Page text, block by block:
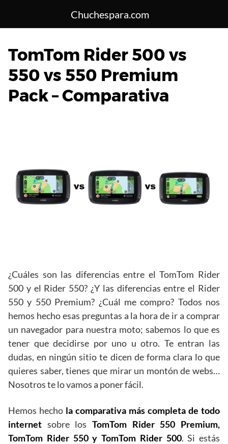
contenido
Chuchespara.com
TomTom Rider 500 vs
550 vs 550 Premium
Pack – Comparativa
¿Cuáles son las diferencias entre el TomTom Rider
500 y el Rider 550? ¿Y las diferencias entre el Rider
550 y 550 Premium? ¿Cuál me compro? Todos nos
hemos hecho esas preguntas a la hora de ir a comprar
un navegador para nuestra moto; sabemos lo que es
tener que decidirse por uno u otro. Te entran las
dudas, en ningún sitio te dicen de forma clara lo que
quieres saber, tienes que mirar un montón de webs…
Nosotros te lo vamos a poner fácil.
Hemos hecho la comparativa más completa de todo
internet sobre los TomTom Rider 550 Premium,
TomTom Rider 550 y TomTom Rider 500. Si estás